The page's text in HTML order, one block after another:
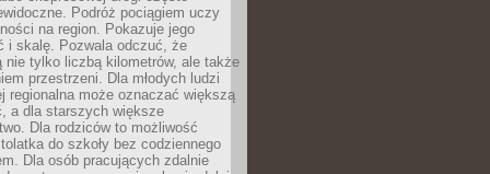
Podróż pociągiem uczy
na region. Pokazuje jego
i skalę. Pozwala odczuć, że
nie tylko liczbą kilometrów, ale także
przestrzeni. Dla młodych ludzi
regionalna może oznaczać większą
a dla starszych większe
Dla rodziców to możliwość
do szkoły bez codziennego
Dla osób pracujących zdalnie